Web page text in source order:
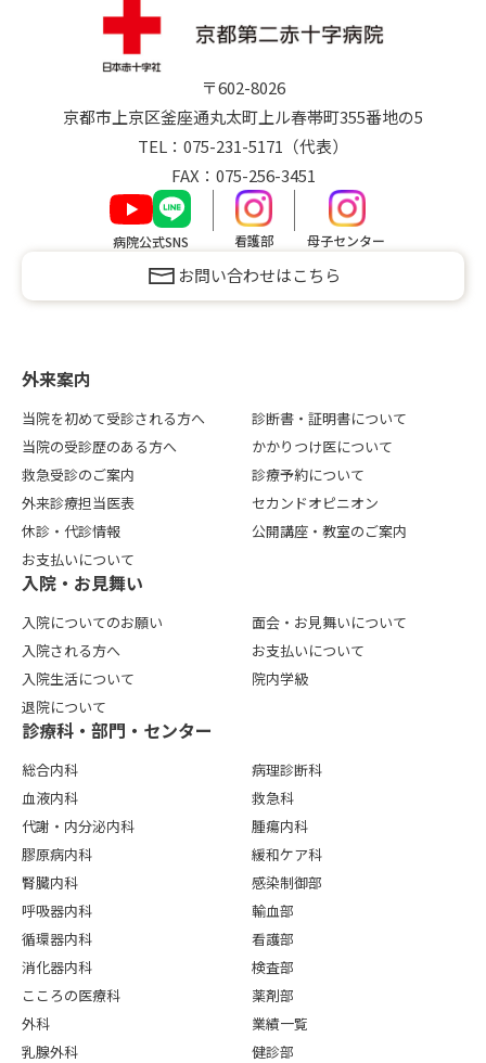
〒602-8026
京都市上京区釜座通丸太町上ル春帯町355番地の5
TEL： 075-231-5171 （代表）
FAX：075-256-3451
病院公式SNS 看護部 母子センター
お問い合わせはこちら
外来案内
当院を初めて受診される方へ
当院の受診歴のある方へ
救急受診のご案内
外来診療担当医表
休診・代診情報
お支払いについて
診断書・証明書について
かかりつけ医について
診療予約について
セカンドオピニオン
公開講座・教室のご案内
⼊院・お⾒舞い
入院についてのお願い
入院される方へ
入院生活について
退院について
面会・お見舞いについて
お支払いについて
院内学級
診療科・部門・センター
総合内科
血液内科
代謝・内分泌内科
膠原病内科
腎臓内科
呼吸器内科
循環器内科
消化器内科
こころの医療科
外科
乳腺外科
病理診断科
救急科
腫瘍内科
緩和ケア科
感染制御部
輸血部
看護部
検査部
薬剤部
業績一覧
健診部